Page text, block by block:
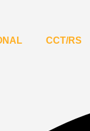
CCT/RS